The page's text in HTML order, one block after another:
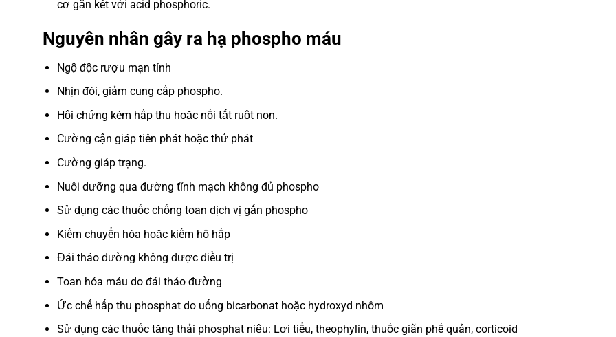
cơ gắn kết với acid phosphoric.
Nguyên nhân gây ra hạ phospho máu
Ngộ độc rượu mạn tính
Nhịn đói, giảm cung cấp phospho.
Hội chứng kém hấp thu hoặc nối tắt ruột non.
Cường cận giáp tiên phát hoặc thứ phát
Cường giáp trạng.
Nuôi dưỡng qua đường tĩnh mạch không đủ phospho
Sử dụng các thuốc chống toan dịch vị gắn phospho
Kiềm chuyển hóa hoặc kiềm hô hấp
Đái tháo đường không được điều trị
Toan hóa máu do đái tháo đường
Ức chế hấp thu phosphat do uống bicarbonat hoặc hydroxyd nhôm
Sử dụng các thuốc tăng thải phosphat niệu: Lợi tiểu, theophylin, thuốc giãn phế quản, corticoid